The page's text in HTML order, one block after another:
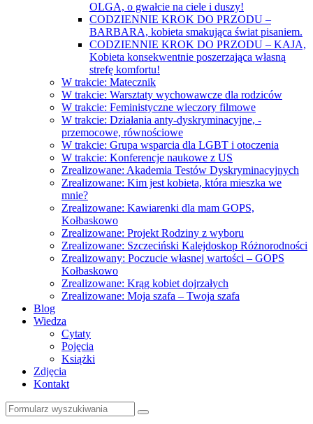
OLGA, o gwałcie na ciele i duszy!
CODZIENNIE KROK DO PRZODU –
BARBARA, kobieta smakująca świat pisaniem.
CODZIENNIE KROK DO PRZODU – KAJA,
Kobieta konsekwentnie poszerzająca własną
strefę komfortu!
W trakcie: Matecznik
W trakcie: Warsztaty wychowawcze dla rodziców
W trakcie: Feministyczne wieczory filmowe
W trakcie: Działania anty-dyskryminacyjne, -
przemocowe, równościowe
W trakcie: Grupa wsparcia dla LGBT i otoczenia
W trakcie: Konferencje naukowe z US
Zrealizowane: Akademia Testów Dyskryminacyjnych
Zrealizowane: Kim jest kobieta, która mieszka we
mnie?
Zrealizowane: Kawiarenki dla mam GOPS,
Kołbaskowo
Zrealizowane: Projekt Rodziny z wyboru
Zrealizowane: Szczeciński Kalejdoskop Różnorodności
Zrealizowany: Poczucie własnej wartości – GOPS
Kołbaskowo
Zrealizowane: Krąg kobiet dojrzałych
Zrealizowane: Moja szafa – Twoja szafa
Blog
Wiedza
Cytaty
Pojęcia
Książki
Zdjęcia
Kontakt
Szukaj